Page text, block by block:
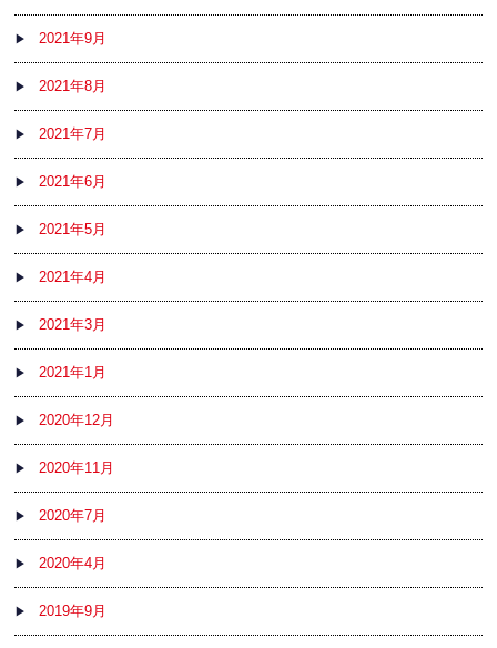
2021年9月
2021年8月
2021年7月
2021年6月
2021年5月
2021年4月
2021年3月
2021年1月
2020年12月
2020年11月
2020年7月
2020年4月
2019年9月